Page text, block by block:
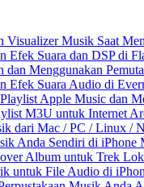
Visualizer Musik Saat
Efek Suara dan DSP di
dan Menggunakan
Efek Suara Audio di
Apple Music dan
M3U untuk Internet
dari Mac / PC / Linux /
Anda Sendiri di iPhone
Album untuk Trek
untuk File Audio di